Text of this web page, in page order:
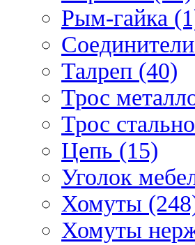
Рым-гайка
Талреп (40)
Трос
Трос
Цепь (15)
Уголок
Хомуты
Хомуты